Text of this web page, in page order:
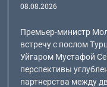
08.08.2026
Премьер-министр
встречу с послом
Уйгаром Мустафой
перспективы
партнерства между